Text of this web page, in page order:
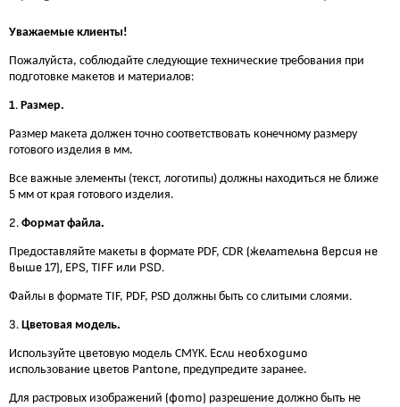
Уважаемые клиенты!
Пожалуйста, соблюдайте следующие технические требования при
подготовке макетов и материалов:
1. Размер.
Размер макета должен точно соответствовать конечному размеру
готового изделия в мм.
Все важные элементы (текст, логотипы) должны находиться не ближе
5 мм от края готового изделия.
2. Формат файла.
Предоставляйте макеты в формате PDF, CDR (желательна версия не
выше 17), EPS,TIFF или PSD.
Файлы в формате TIF, PDF, PSD должны быть со слитыми слоями.
3. Цветовая модель.
Используйте цветовую модель CMYK. Если необходимо
использование цветов Pantone, предупредите заранее.
Для растровых изображений (фото) разрешение должно быть не